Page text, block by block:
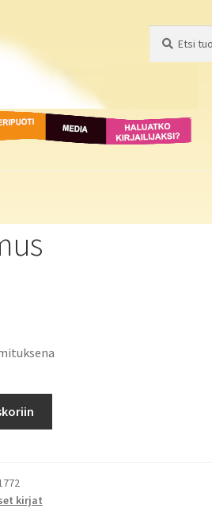
Media
Haluatko
kirjailijaksi?
kirjat